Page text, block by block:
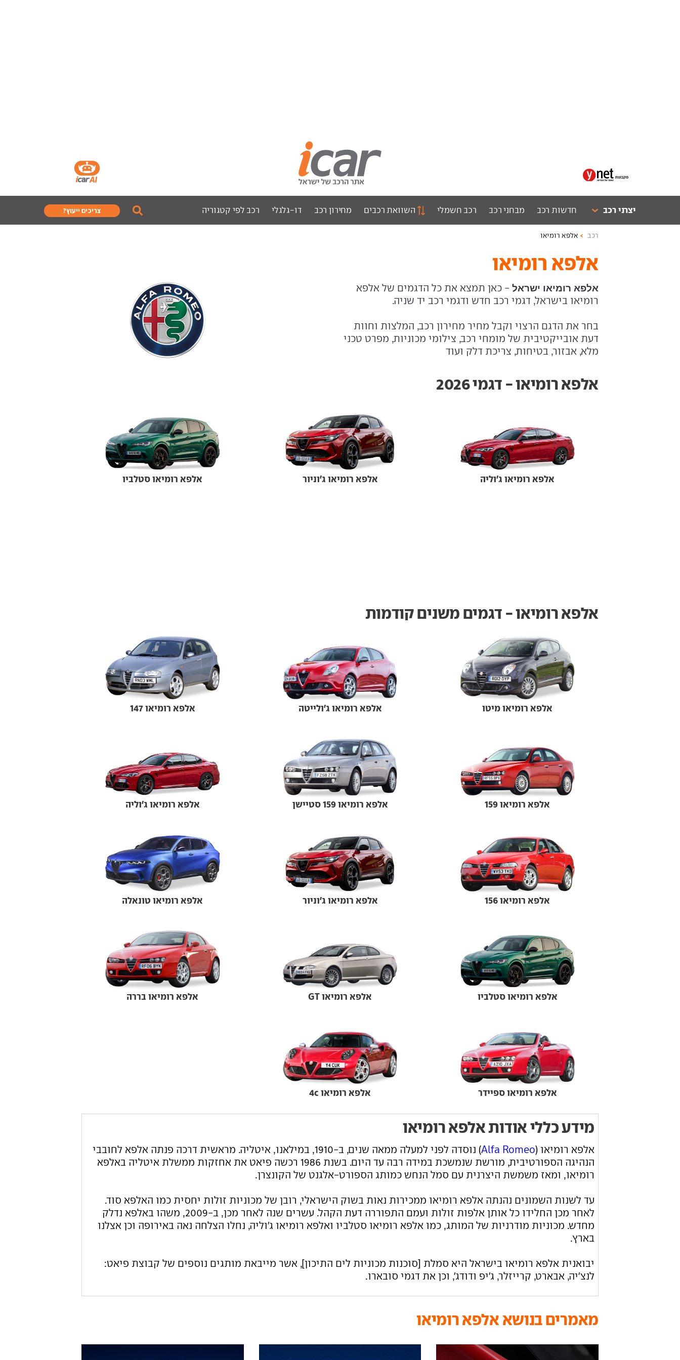
יצרני רכב חדשות רכב מבחני רכב רכב חשמלי השוואת רכבים מחירון רכב דו-גלגלי רכב לפי קטגוריה צריכים ייעוץ?
רכב אלפא רומיאו
אלפא רומיאו
אלפא רומיאו ישראל - כאן תמצא את כל הדגמים של אלפא
רומיאו בישראל, דגמי רכב חדש ודגמי רכב יד שניה.
בחר את הדגם הרצוי וקבל מחיר מחירון רכב, המלצות וחוות
דעת אובייקטיבית של מומחי רכב, צילומי מכוניות, מפרט טכני
מלא, אבזור, בטיחות, צריכת דלק ועוד
אלפא רומיאו - דגמי 2026
אלפא רומיאו ג'וליה אלפא רומיאו ג'וניור אלפא רומיאו סטלביו
אלפא רומיאו - דגמים משנים קודמות
אלפא רומיאו מיטו אלפא רומיאו ג'ולייטה אלפא רומיאו 147
אלפא רומיאו 159 אלפא רומיאו 159 סטיישן אלפא רומיאו ג'וליה
אלפא רומיאו 156 אלפא רומיאו ג'וניור אלפא רומיאו טונאלה
אלפא רומיאו סטלביו אלפא רומיאו GT אלפא רומיאו בררה
אלפא רומיאו ספיידר אלפא רומיאו 4c
מידע כללי אודות אלפא רומיאו
אלפא רומיאו (Alfa Romeo
) נוסדה לפני למעלה ממאה שנים, ב-1910, במילאנו, איטליה. מראשית דרכה פנתה אלפא לחובבי
הנהיגה הספורטיבית, מורשת שנמשכת במידה רבה עד היום. בשנת 1986 רכשה פיאט את אחזקות ממשלת איטליה באלפא
רומיאו, ומאז משמשת היצרנית עם סמל הנחש כמותג הספורט-אלגנט של הקונצרן.
עד לשנות השמונים נהנתה אלפא רומיאו ממכירות נאות בשוק הישראלי, רובן של מכוניות זולות יחסית כמו האלפא סוד.
לאחר מכן החלידו כל אותן אלפות זולות ועמם התפוררה דעת הקהל. עשרים שנה לאחר מכן, ב-2009, משהו באלפא נדלק
מחדש. מכוניות מודרניות של המותג, כמו אלפא רומיאו סטלביו ואלפא רומיאו ג'וליה, נחלו הצלחה נאה באירופה וכן אצלנו
בארץ.
יבואנית אלפא רומיאו בישראל היא סמלת [סוכנות מכוניות לים התיכון], אשר מייבאת מותגים נוספים של קבוצת פיאט:
לנצ'יה, אבארט, קרייזלר, ג'יפ ודודג', וכן את דגמי סובארו.
מאמרים בנושא אלפא רומיאו